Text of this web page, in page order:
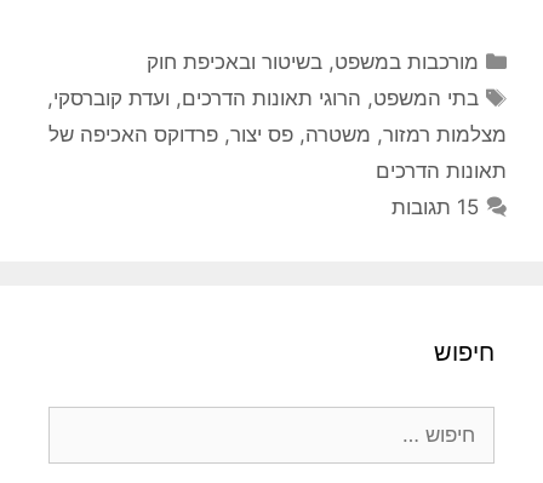
קטגוריות
מורכבות במשפט, בשיטור ובאכיפת חוק
תגיות
בתי המשפט, הרוגי תאונות הדרכים, ועדת קוברסקי,
מצלמות רמזור, משטרה, פס יצור, פרדוקס האכיפה של
תאונות הדרכים
15 תגובות
חיפוש